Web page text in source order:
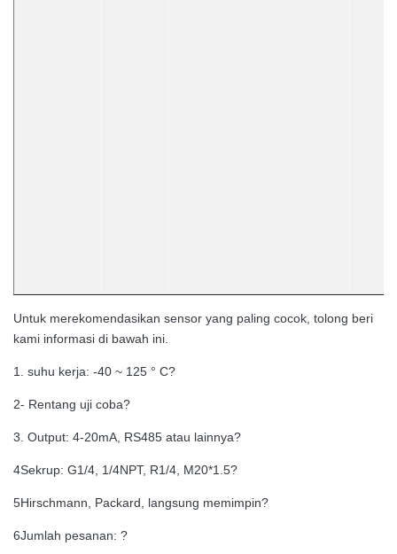
Untuk merekomendasikan sensor yang paling cocok, tolong beri
kami informasi di bawah ini.
1. suhu kerja: -40 ~ 125 ° C?
2- Rentang uji coba?
3. Output: 4-20mA, RS485 atau lainnya?
4Sekrup: G1/4, 1/4NPT, R1/4, M20*1.5?
5Hirschmann, Packard, langsung memimpin?
6Jumlah pesanan: ?